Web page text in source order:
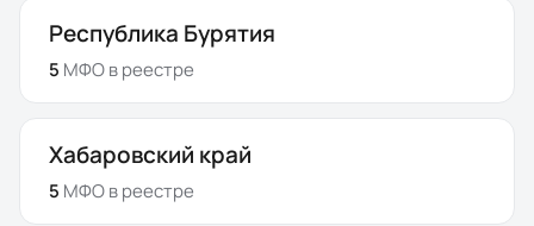
Республика Бурятия
5 МФОв реестре
Хабаровский край
5 МФОв реестре